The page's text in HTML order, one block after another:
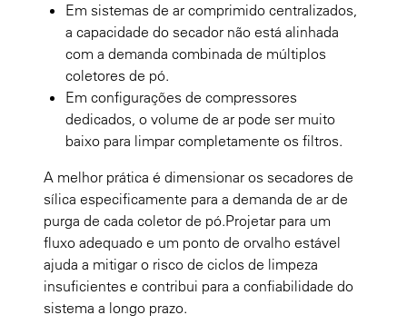
Em sistemas de ar comprimido centralizados,
a capacidade do secador não está alinhada
com a demanda combinada de múltiplos
coletores de pó.
Em configurações de compressores
dedicados, o volume de ar pode ser muito
baixo para limpar completamente os filtros.
A melhor prática é dimensionar os secadores de
sílica especificamente para a demanda de ar de
purga de cada coletor de pó.Projetar para um
fluxo adequado e um ponto de orvalho estável
ajuda a mitigar o risco de ciclos de limpeza
insuficientes e contribui para a confiabilidade do
sistema a longo prazo.